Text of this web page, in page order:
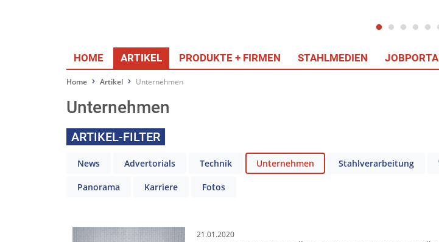
HOME ARTIKEL PRODUKTE + FIRMEN STAHLMEDIEN
Home Artikel Unternehmen
Unternehmen
ARTIKEL-FILTER
News Advertorials Technik Unternehmen Stahlverarbeitung
Panorama Karriere Fotos
21.01.2020